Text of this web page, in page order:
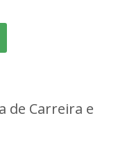
de Carreira e